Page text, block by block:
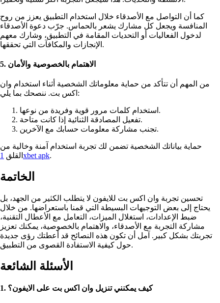
كما أن التواصل مع الأصدقاء خلال استخدام التطبيق يعزز من روح
المنافسة ويجعل كل مشارك يشعر بالحماس. جرّب دعوة الأصدقاء
لدخول الفعاليات أو التحديات المقامة في التطبيق، وشارك معهم
الإنجازات والمكافآت التي تحققها.
5. الاهتمام بالخصوصية والأمان
من المهم أن تتأكد من حماية معلوماتك الشخصية أثناء استخدام وان
اكس بت. ننصحك بما يلي:
استخدام كلمات مرور قوية وفريدة من نوعها.
تفعيل المصادقة الثنائية إذا كانت متاحة.
تجنب مشاركة معلومات حسابك مع الآخرين.
حماية بياناتك الشخصية تضمن لك تجربة استخدام آمنة وخالية من
القلق 1xbet apk.
الخاتمة
تحسين تجربة وان اكس بت للايفون لا يتطلب الكثير من الجهد، بل
يحتاج إلى بعض التوجيهات البسيطة التي قمنا باستعراضها. من خلال
ضبط الإعدادات، استغلال الميزات، التعامل مع الأعطال التقنية،
مشاركة التجربة مع الأصدقاء، والاهتمام بالخصوصية، يمكنك تعزيز
تجربتك بشكل كبير. آمل أن تكون هذه النصائح قد أعطتك رؤى جديدة
حول كيفية الاستفادة القصوى من التطبيق.
الأسئلة الشائعة
1. كيف يمكنني تنزيل وان اكس بت على الايفون؟